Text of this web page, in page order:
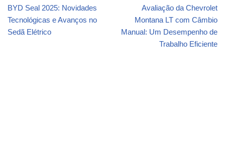
BYD Seal 2025: Novidades
Tecnológicas e Avanços no
Sedã Elétrico
Avaliação da Chevrolet
Montana LT com Câmbio
Manual: Um Desempenho de
Trabalho Eficiente